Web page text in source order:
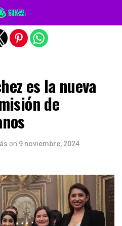
es la nueva
de
on 9 noviembre, 2024
versión móvil